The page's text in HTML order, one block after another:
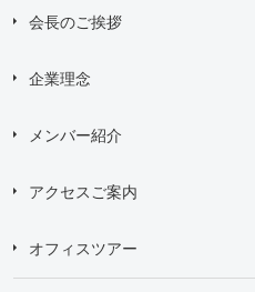
会長のご挨拶
企業理念
メンバー紹介
アクセスご案内
オフィスツアー